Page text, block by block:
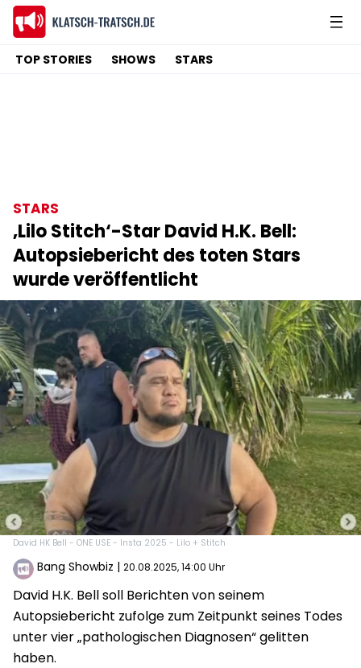
TOP STORIES SHOWS STARS
STARS
‚Lilo Stitch‘-Star David H.K. Bell:
Autopsiebericht des toten Stars
wurde veröffentlicht
David HK Bell - ONE USE - Insta 2025 - Lilo + Stitch
Bang Showbiz | 20.08.2025, 14:00 Uhr
David H.K. Bell soll Berichten von seinem
Autopsiebericht zufolge zum Zeitpunkt seines Todes
unter vier „pathologischen Diagnosen“ gelitten
haben.